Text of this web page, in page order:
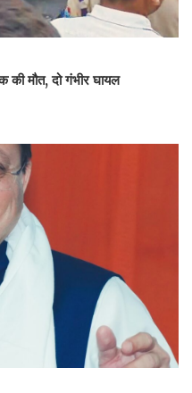
की मौत, दो गंभीर घायल